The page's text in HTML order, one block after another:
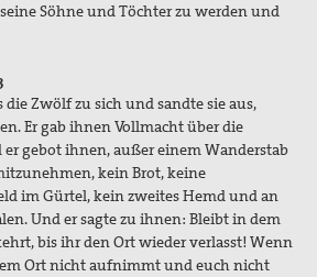
Söhne und Töchter zu werden und
die Zwölf zu sich und sandte sie aus,
Er gab ihnen Vollmacht über die
gebot ihnen, außer einem Wanderstab
kein Brot, keine
im Gürtel, kein zweites Hemd und an
Und er sagte zu ihnen: Bleibt in dem
bis ihr den Ort wieder verlasst! Wenn
Ort nicht aufnimmt und euch nicht